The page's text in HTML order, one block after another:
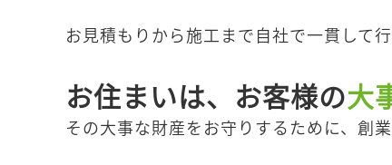
お見積もりから施工まで自社で一貫して
お住まいは、お客様の大
その大事な財産をお守りするために、創